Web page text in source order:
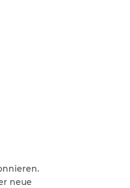
neue